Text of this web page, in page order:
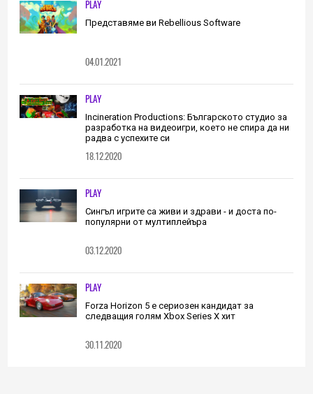
PLAY
Представяме ви Rebellious Software
04.01.2021
PLAY
Incineration Productions: Българското студио за
разработка на видеоигри, което не спира да ни
радва с успехите си
18.12.2020
PLAY
Сингъл игрите са живи и здрави - и доста по-
популярни от мултиплейъра
03.12.2020
PLAY
Forza Horizon 5 е сериозен кандидат за
следващия голям Xbox Series X хит
30.11.2020